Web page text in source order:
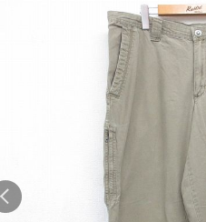
発送について 12時まで
※対応不可：
Search by Hotword 今週の
Tシャツ USA製 映画